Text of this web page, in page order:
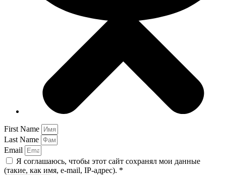
First Name
Last Name
Email
Я соглашаюсь, чтобы этот сайт сохранял мои данные
(такие, как имя, e-mail, IP-адрес). *